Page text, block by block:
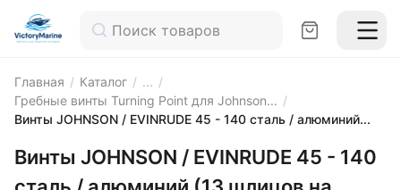
Главная / Каталог / ... /
Гребные винты Turning Point для Johnson... /
Винты JOHNSON / EVINRUDE 45 - 140 сталь / алюминий...
Винты JOHNSON / EVINRUDE 45 - 140